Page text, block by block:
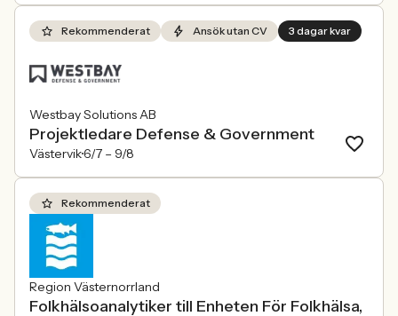
Rekommenderat Ansök utan CV 3 dagar kvar
Westbay Solutions AB
Projektledare Defense & Government
Västervik6/7 – 9/8
Rekommenderat
Region Västernorrland
Folkhälsoanalytiker till Enheten För Folkhälsa,